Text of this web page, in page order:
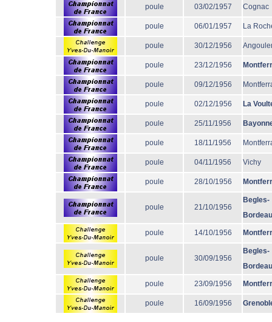
poule 03/02/1957 Cognac
poule 06/01/1957 La
poule 30/12/1956
poule 23/12/1956
poule 09/12/1956
poule 02/12/1956 La
poule 25/11/1956
poule 18/11/1956
poule 04/11/1956 Vichy
poule 28/10/1956
poule 21/10/1956
Begles-
poule 14/10/1956
poule 30/09/1956
Begles-
poule 23/09/1956
poule 16/09/1956